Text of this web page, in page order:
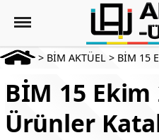
> BİM AKTÜEL > BİM 15
BİM 15
Ürünler